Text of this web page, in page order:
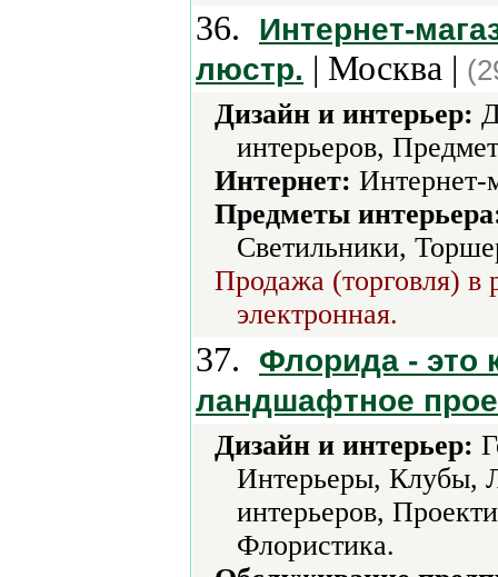
36.
Интернет-
люстр. | Москва |
Дизайн и интерьер:
интерьеров,
Интернет: Интернет-
Предметы
Светильники,
Продажа (торговля) в
электронная.
37.
Флорида - это
ландшафтное
Дизайн и интерьер:
Интерьеры, Клубы,
интерьеров,
Флористика.